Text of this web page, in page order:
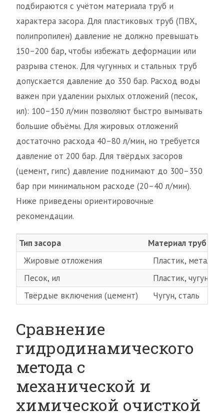
подбираются с учётом материала труб и
характера засора. Для пластиковых труб (ПВХ,
полипропилен) давление не должно превышать
150–200 бар, чтобы избежать деформации или
разрыва стенок. Для чугунных и стальных труб
допускается давление до 350 бар. Расход воды
важен при удалении рыхлых отложений (песок,
ил): 100–150 л/мин позволяют быстро вымывать
большие объёмы. Для жировых отложений
достаточно расхода 40–80 л/мин, но требуется
давление от 200 бар. Для твёрдых засоров
(цемент, гипс) давление поднимают до 300–350
бар при минимальном расходе (20–40 л/мин).
Ниже приведены ориентировочные
рекомендации.
Тип засора
Материал труб
Жировые отложения
Пластик, металл
Песок, ил
Пластик, чугун
Твёрдые включения (цемент)
Чугун, сталь
Сравнение
гидродинамического
метода с
механической и
химической очисткой